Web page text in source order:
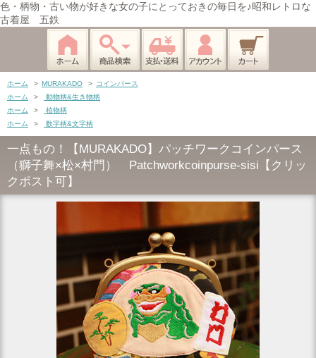
色・柄物・古い物が好きな女の子にとっておきの毎日を♪昭和レトロな
古着屋 五鉄
ホーム > MURAKADO > コインパース
ホーム
>
動物柄&生き物柄
ホーム
>
植物柄
ホーム
> 数字柄&文字柄
一点もの！【MURAKADO】パッチワークコインパース
（獅子舞×松×村門） Patchworkcoinpurse-sisi【クリッ
クポスト可】